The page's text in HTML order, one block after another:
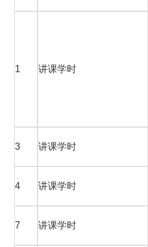
1 讲课学时
3 讲课学时
4 讲课学时
7 讲课学时